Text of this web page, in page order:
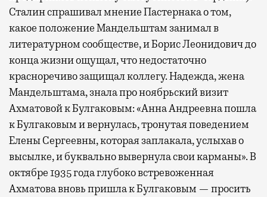
Сталин спрашивал мнение Пастернака о том,
какое положение Мандельштам занимал в
литературном сообществе, и Борис Леонидович до
конца жизни ощущал, что недостаточно
красноречиво защищал коллегу. Надежда, жена
Мандельштама, знала про ноябрьский визит
Ахматовой к Булгаковым: «Анна Андреевна пошла
к Булгаковым и вернулась, тронутая поведением
Елены Сергеевны, которая заплакала, услыхав о
высылке, и буквально вывернула свои карманы». В
октябре 1935 года глубоко встревоженная
Ахматова вновь пришла к Булгаковым — просить